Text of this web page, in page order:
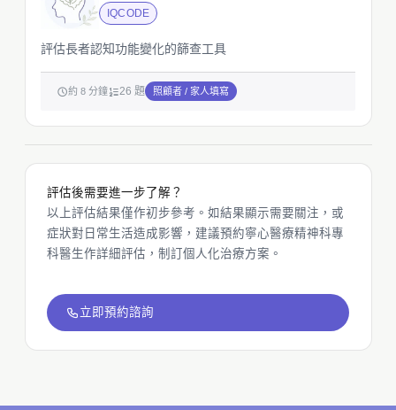
IQCODE
評估長者認知功能變化的篩查工具
約 8 分鐘 26 題 照顧者 / 家人填寫
評估後需要進一步了解？
以上評估結果僅作初步參考。如結果顯示需要關注，或
症狀對日常生活造成影響，建議預約寧心醫療精神科專
科醫生作詳細評估，制訂個人化治療方案。
立即預約諮詢